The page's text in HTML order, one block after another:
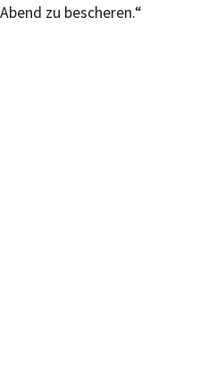
Abend zu bescheren.“